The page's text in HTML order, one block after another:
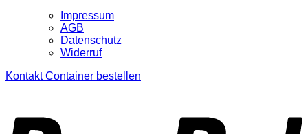
Impressum
AGB
Datenschutz
Widerruf
Kontakt Container bestellen